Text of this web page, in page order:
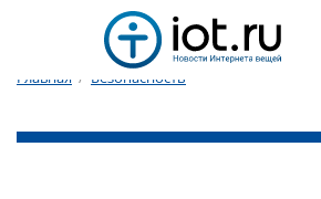
Главная / Безопасность